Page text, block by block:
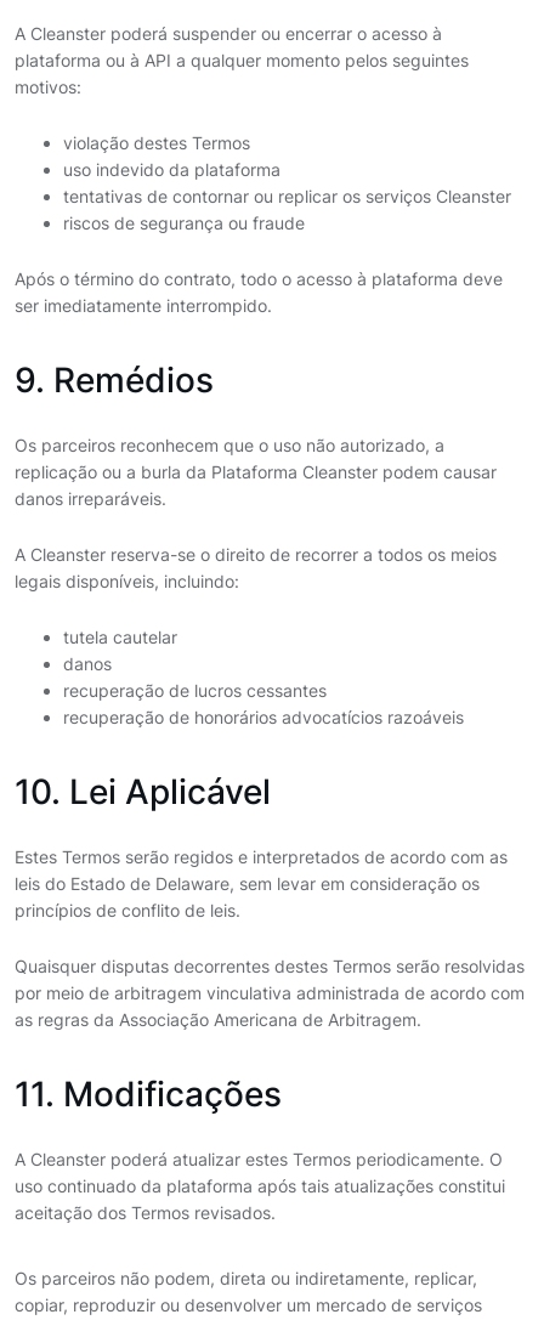
A Cleanster poderá suspender ou encerrar o acesso à
plataforma ou à API a qualquer momento pelos seguintes
motivos:
violação destes Termos
uso indevido da plataforma
tentativas de contornar ou replicar os serviços Cleanster
riscos de segurança ou fraude
Após o término do contrato, todo o acesso à plataforma deve
ser imediatamente interrompido.
9. Remédios
Os parceiros reconhecem que o uso não autorizado, a
replicação ou a burla da Plataforma Cleanster podem causar
danos irreparáveis.
A Cleanster reserva-se o direito de recorrer a todos os meios
legais disponíveis, incluindo:
tutela cautelar
danos
recuperação de lucros cessantes
recuperação de honorários advocatícios razoáveis
10. Lei Aplicável
Estes Termos serão regidos e interpretados de acordo com as
leis do Estado de Delaware, sem levar em consideração os
princípios de conflito de leis.
Quaisquer disputas decorrentes destes Termos serão resolvidas
por meio de arbitragem vinculativa administrada de acordo com
as regras da Associação Americana de Arbitragem.
11. Modificações
A Cleanster poderá atualizar estes Termos periodicamente. O
uso continuado da plataforma após tais atualizações constitui
aceitação dos Termos revisados.
Os parceiros não podem, direta ou indiretamente, replicar,
copiar, reproduzir ou desenvolver um mercado de serviços